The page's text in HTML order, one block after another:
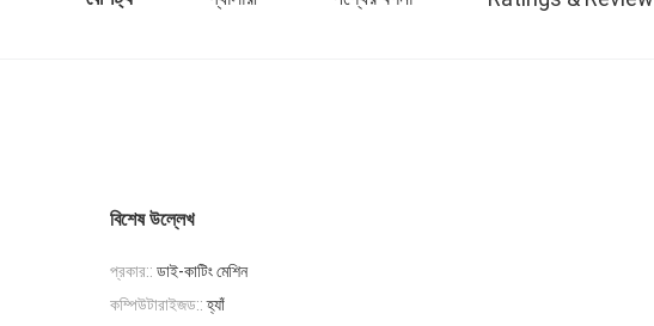
বিশেষ উল্লেখ
প্রকার:: ডাই-কাটিং মেশিন
কম্পিউটারাইজড:: হ্যাঁ